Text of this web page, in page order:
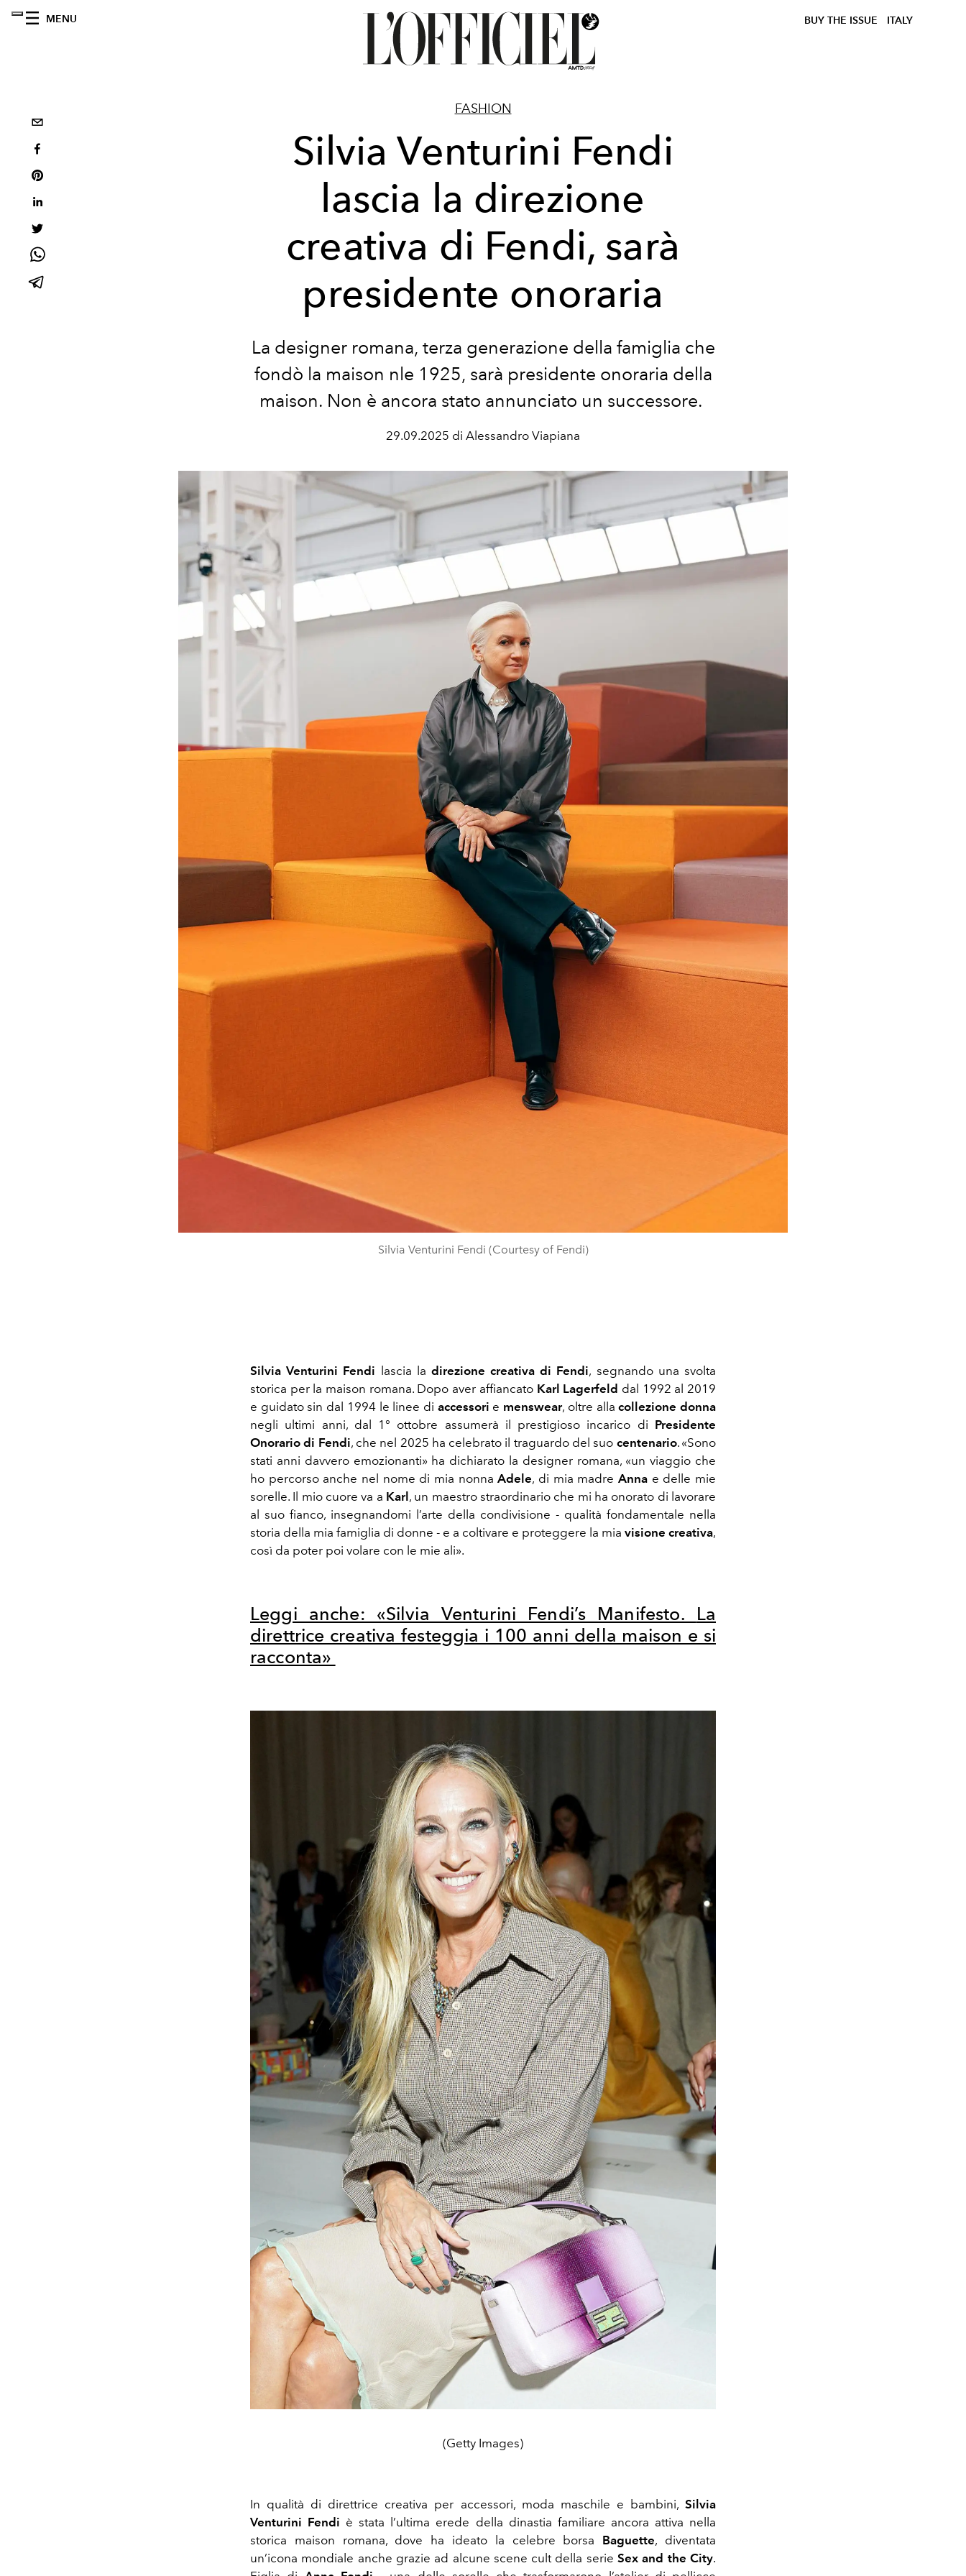
MENU BUY THE ISSUE ITALY
FASHION
Silvia Venturini Fendi
lascia la direzione
creativa di Fendi, sarà
presidente onoraria
La designer romana, terza generazione della famiglia che
fondò la maison nle 1925, sarà presidente onoraria della
maison. Non è ancora stato annunciato un successore.
29.09.2025 di Alessandro Viapiana
Silvia Venturini Fendi (Courtesy of Fendi)
Silvia Venturini Fendi lascia la direzione creativa di Fendi, segnando una svolta
storica per la maison romana. Dopo aver affiancato Karl Lagerfeld dal 1992 al 2019
e guidato sin dal 1994 le linee di accessori e menswear, oltre allacollezione donna
negli ultimi anni, dal 1° ottobre assumerà il prestigioso incarico di Presidente
Onorario di Fendi, che nel 2025 ha celebrato il traguardo del suo centenario. «Sono
stati anni davvero emozionanti» ha dichiarato la designer romana, «un viaggio che
ho percorso anche nel nome di mia nonnaAdele, di mia madreAnna e delle mie
sorelle. Il mio cuore va a Karl , un maestro straordinario che mi ha onorato di lavorare
al suo fianco, insegnandomi l’arte della condivisione - qualità fondamentale nella
storia della mia famiglia di donne - e a coltivare e proteggere la mia visione creativa,
così da poter poi volare con le mie ali».
Leggi anche: «Silvia Venturini Fendi’s Manifesto. La
direttrice creativa festeggia i 100 anni della maison e si
racconta»
(Getty Images)
In qualità di direttrice creativa per accessori, moda maschile e bambini, Silvia
Venturini Fendi è stata l’ultima erede della dinastia familiare ancora attiva nella
storica maison romana, dove ha ideato la celebre borsa Baguette, diventata
un’icona mondiale anche grazie ad alcune scene cult della serieSex and the City.